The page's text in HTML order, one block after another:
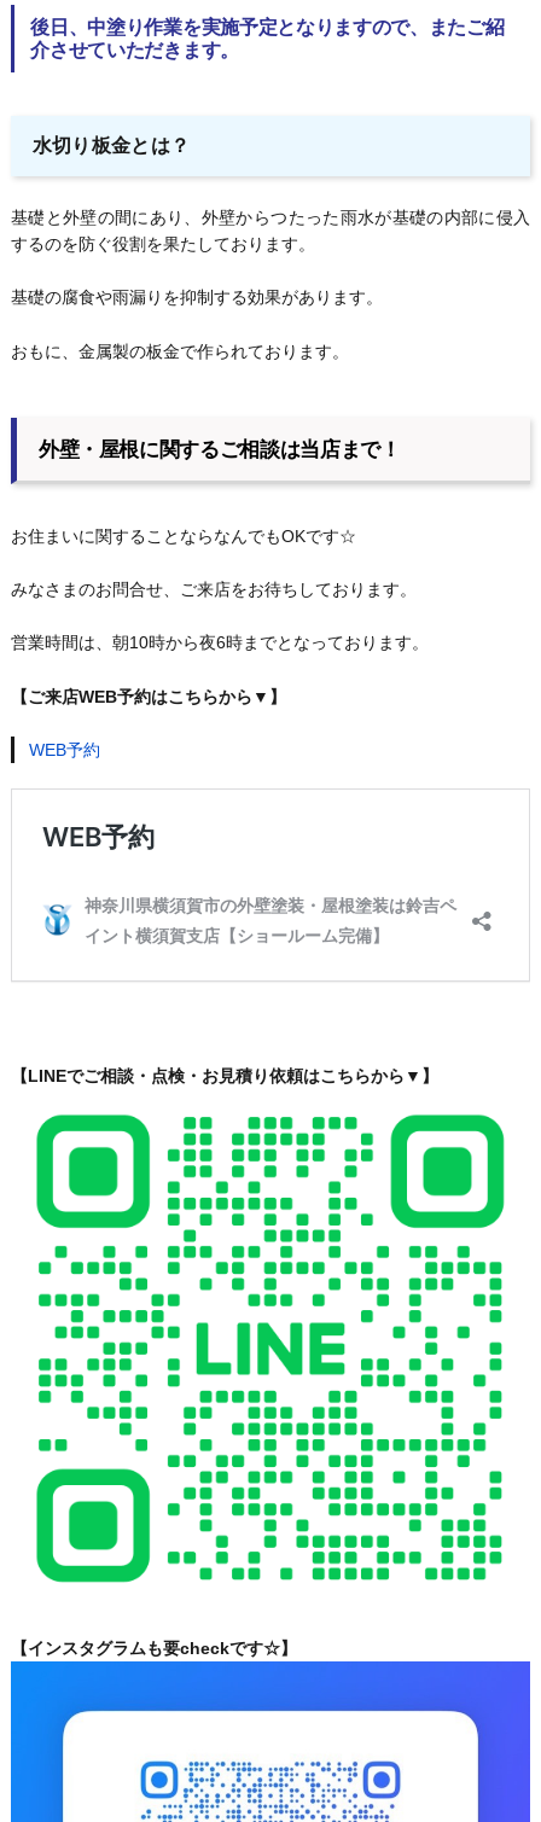
後日、中塗り作業を実施予定となりますので、またご紹
介させていただきます。
水切り板金とは？
基礎と外壁の間にあり、外壁からつたった雨水が基礎の内部に侵入
するのを防ぐ役割を果たしております。
基礎の腐食や雨漏りを抑制する効果があります。
おもに、金属製の板金で作られております。
外壁・屋根に関するご相談は当店まで！
お住まいに関することならなんでもOKです☆
みなさまのお問合せ、ご来店をお待ちしております。
営業時間は、朝10時から夜6時までとなっております。
【ご来店WEB予約はこちらから▼】
WEB予約
【LINEでご相談・点検・お見積り依頼はこちらから▼】
【インスタグラムも要checkです☆】